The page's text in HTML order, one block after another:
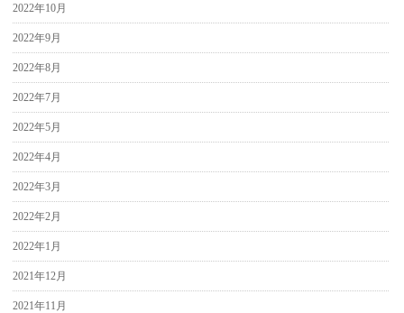
2022年10月
2022年9月
2022年8月
2022年7月
2022年5月
2022年4月
2022年3月
2022年2月
2022年1月
2021年12月
2021年11月